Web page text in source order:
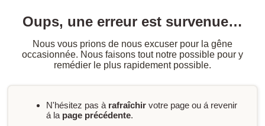
Oups, une erreur est survenue…
Nous vous prions de nous excuser pour la gêne
occasionnée. Nous faisons tout notre possible pour y
remédier le plus rapidement possible.
N'hésitez pas à rafraîchir votre page ou á revenir
á la page précédente.